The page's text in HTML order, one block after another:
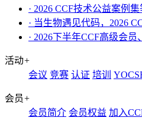
· 2026 CCF技术公益案例
· 当生物遇见代码，2026
· 2026下半年CCF高级会
活动+
会议 竞赛 认证 培训
会员+
会员简介 会员权益 加入